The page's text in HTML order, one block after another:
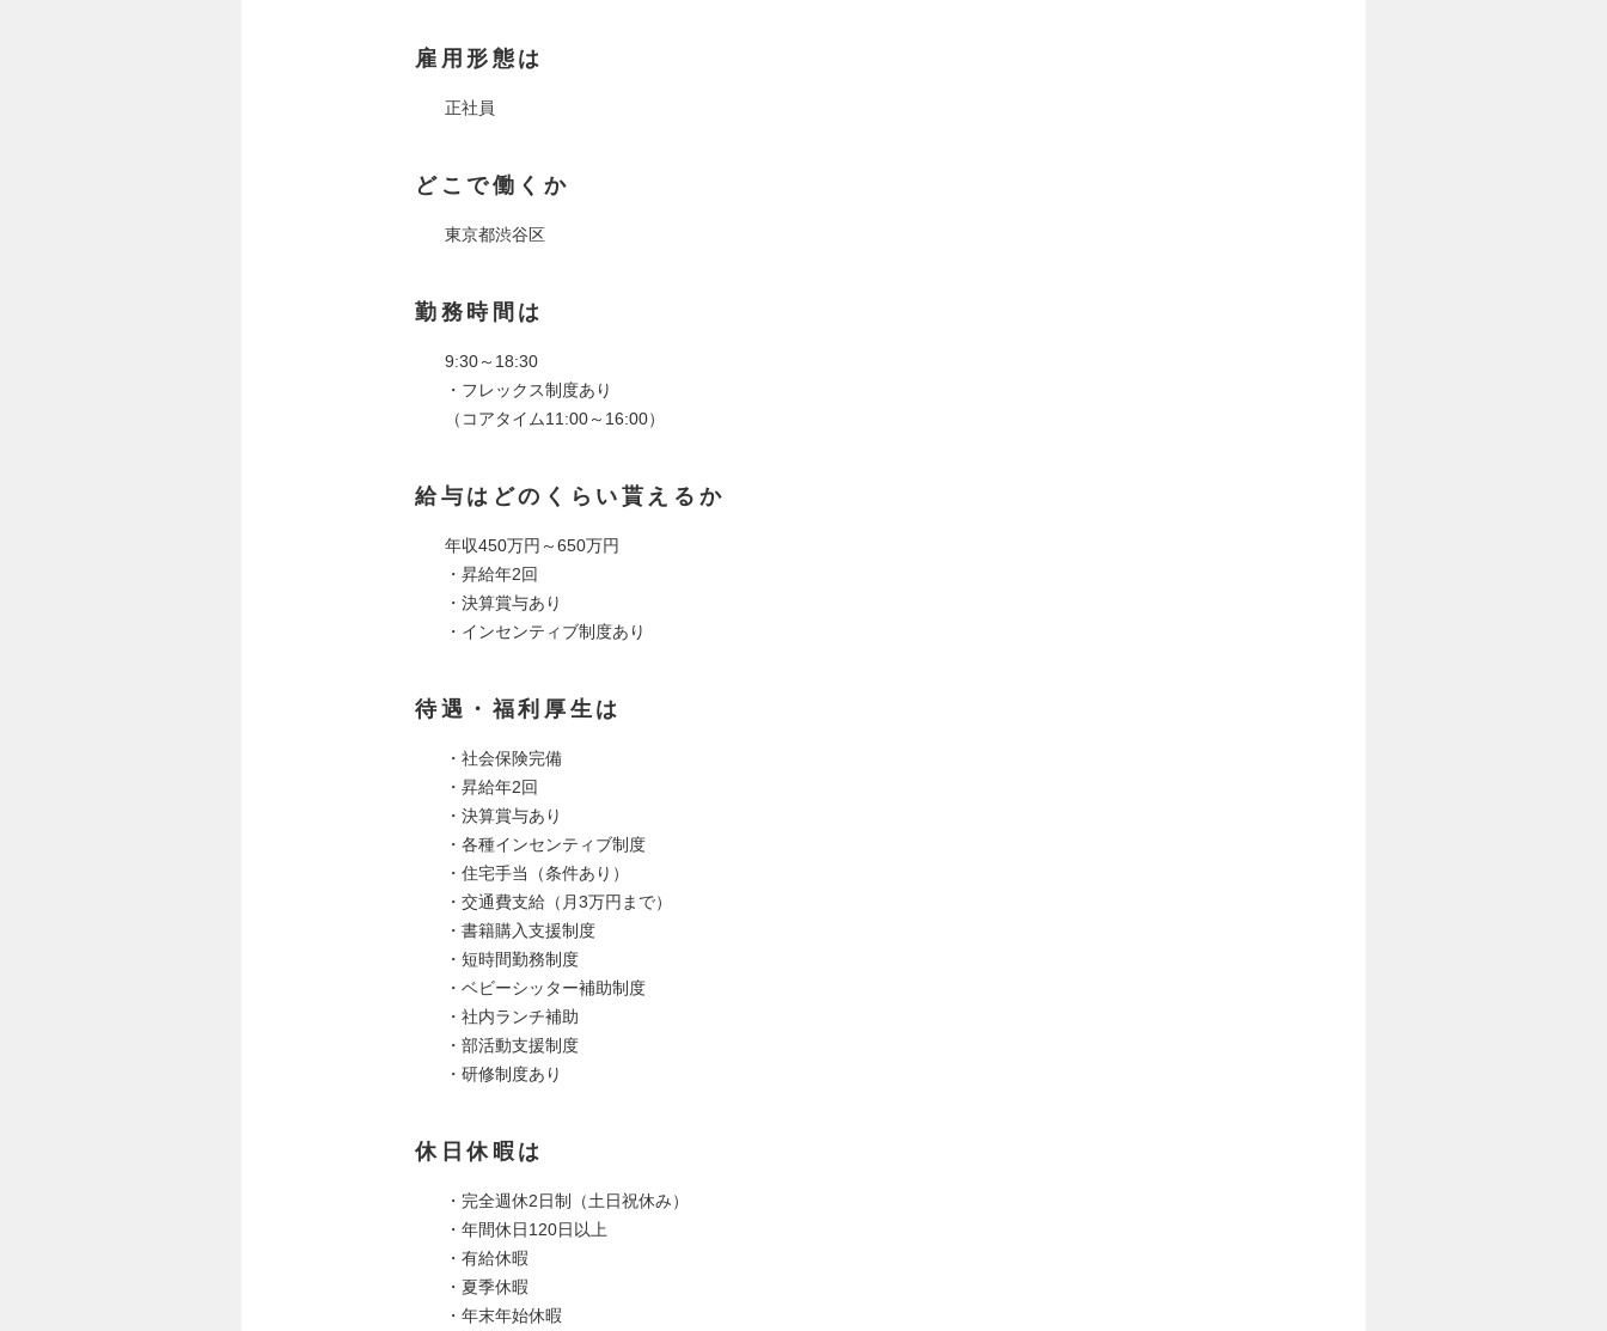
雇用形態は
正社員
どこで働くか
東京都渋谷区
勤務時間は
9:30～18:30
・フレックス制度あり
（コアタイム11:00～16:00）
給与はどのくらい貰えるか
年収450万円～650万円
・昇給年2回
・決算賞与あり
・インセンティブ制度あり
待遇・福利厚生は
・社会保険完備
・昇給年2回
・決算賞与あり
・各種インセンティブ制度
・住宅手当（条件あり）
・交通費支給（月3万円まで）
・書籍購入支援制度
・短時間勤務制度
・ベビーシッター補助制度
・社内ランチ補助
・部活動支援制度
・研修制度あり
休日休暇は
・完全週休2日制（土日祝休み）
・年間休日120日以上
・有給休暇
・夏季休暇
・年末年始休暇